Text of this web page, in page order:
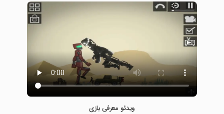
ویدئو معرفی بازی